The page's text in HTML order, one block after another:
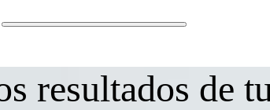
resultados de